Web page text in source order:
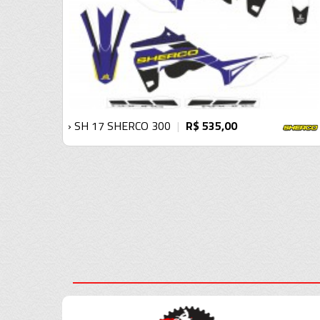
› SH 17 SHERCO 300 | R$ 535,00